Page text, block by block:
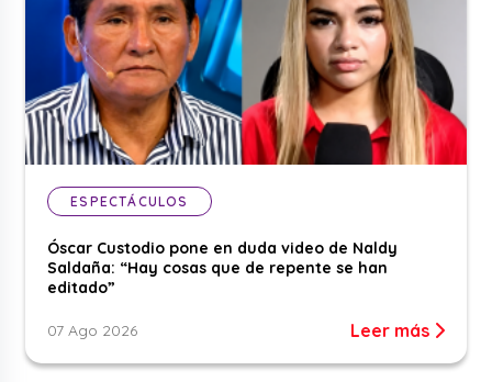
ESPECTÁCULOS
Óscar Custodio pone en duda video de Naldy
Saldaña: “Hay cosas que de repente se han
editado”
07 Ago 2026 Leer más